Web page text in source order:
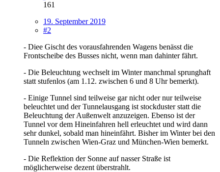
161
19. September 2019
#2
- Diee Gischt des vorausfahrenden Wagens benässt die
Frontscheibe des Busses nicht, wenn man dahinter fährt.
- Die Beleuchtung wechselt im Winter manchmal sprunghaft
statt stufenlos (am 1.12. zwischen 6 und 8 Uhr bemerkt).
- Einige Tunnel sind teilweise gar nicht oder nur teilweise
beleuchtet und der Tunnelausgang ist stockduster statt die
Beleuchtung der Außenwelt anzuzeigen. Ebenso ist der
Tunnel vor dem Hineinfahren hell erleuchtet und wird dann
sehr dunkel, sobald man hineinfährt. Bisher im Winter bei den
Tunneln zwischen Wien-Graz und München-Wien bemerkt.
- Die Reflektion der Sonne auf nasser Straße ist
möglicherweise dezent überstrahlt.